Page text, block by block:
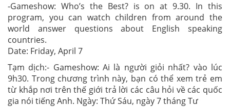
-Gameshow: Who’s the Best? is on at 9.30. In this
program, you can watch children from around the
world answer questions about English speaking
countries.
Date: Friday, April 7
Tạm dịch:- Gameshow: Ai là người giỏi nhất? vào lúc
9h30. Trong chương trình này, bạn có thể xem trẻ em
từ khắp nơi trên thế giới trả lời các câu hỏi về các quốc
gia nói tiếng Anh. Ngày: Thứ Sáu, ngày 7 tháng Tư